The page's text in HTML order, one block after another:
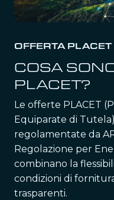
OFFERTA PLACET
COSA
PLACET?
Le offerte PLACET
Equiparate di
regolamentate da
Regolazione per
combinano la
condizioni di
trasparenti.